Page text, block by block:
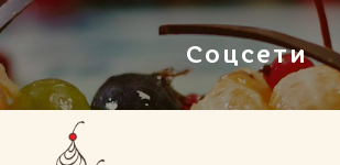
Соцсети